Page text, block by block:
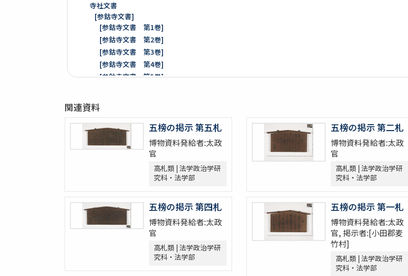
寺社文書
[参鈷寺文書]
[参鈷寺文書 第1巻]
[参鈷寺文書 第2巻]
[参鈷寺文書 第3巻]
[参鈷寺文書 第4巻]
[参鈷寺文書 第5巻]
楽翁公旧蔵／参鈷寺文書留 完
[城東寺文書]
綸旨五通[城東寺文書 第1巻]
[城東寺文書 第2巻]
売券類
[中世沽券状など貼り交ぜ]
武家文書
[樺山家文書]
[樺山家文書 第1巻]
[樺山家文書 第2巻]
[樺山家文書 第3巻]
[樺山家文書 第4巻]
関連資料
五榜の掲示 第五札
博物資料発給者:太政
官
高札類 | 法学政治学研
究科・法学部
五榜の掲示 第二札
博物資料発給者:太政
官
高札類 | 法学政治学研
究科・法学部
五榜の掲示 第四札
博物資料発給者:太政
官
高札類 | 法学政治学研
究科・法学部
五榜の掲示 第一札
博物資料発給者:太政
官, 掲示者:[小田郡麦
竹村]
高札類 | 法学政治学研
究科・法学部